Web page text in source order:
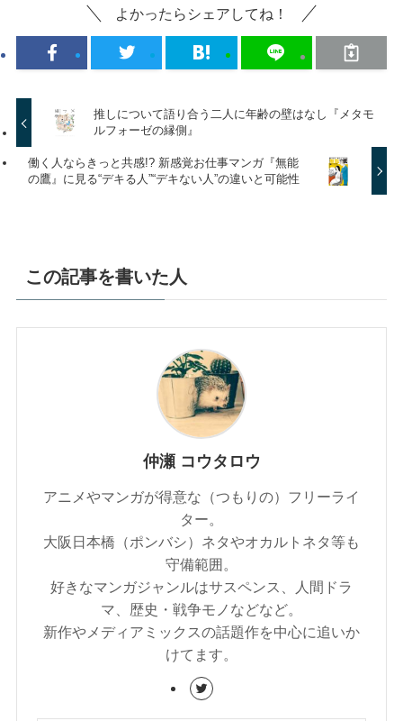
よかったらシェアしてね！
推しについて語り合う二人に年齢の壁はなし『メタモ
ルフォーゼの縁側』
働く人ならきっと共感!? 新感覚お仕事マンガ『無能
の鷹』に見る“デキる人”“デキない人”の違いと可能性
この記事を書いた人
仲瀬 コウタロウ
アニメやマンガが得意な（つもりの）フリーライ
ター。
大阪日本橋（ポンバシ）ネタやオカルトネタ等も
守備範囲。
好きなマンガジャンルはサスペンス、人間ドラ
マ、歴史・戦争モノなどなど。
新作やメディアミックスの話題作を中心に追いか
けてます。